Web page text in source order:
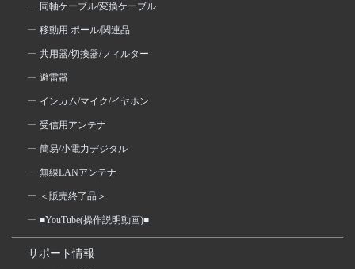
同軸ケーブル/変換ケーブル
移動用 ポール/関連品
共用器/切換器/フィルター
避雷器
インカム/マイク/イヤホン
受信用アンテナ
簡易/小電力デジタル
無線LANアンテナ
＜販売終了品＞
■YouTube(操作説明動画)■
サポート情報